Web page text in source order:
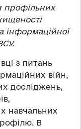
профільних
інформаційної
з питань
війн,
досліджень,
навчальних
В